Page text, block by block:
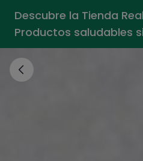
Descubre la Tienda
Productos saludables